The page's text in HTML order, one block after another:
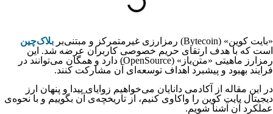
«بایت کوین» (Bytecoin) رمزارزی غیرمتمرکز و مبتنی‌بر
بلاک‌چین
است که با هدف ارتقای حریم خصوصی کاربران عرضه شد. این
رمزارز ماهیتی «متن‌باز» (OpenSource) دارد و همگان می‌توانند در
فرایند بهبود و پیشبرد اهداف توسعه‌ای آن مشارکت کنند.
در این مقاله از آکادمی دانایان می‌خواهیم زوایای پیدا و پنهان ارز
دیجیتال بایت کوین را واکاوی کنیم، از تاریخچه‌ی آن بگوییم و با نحوه‌ی
عملکرد آن آشنا شویم.